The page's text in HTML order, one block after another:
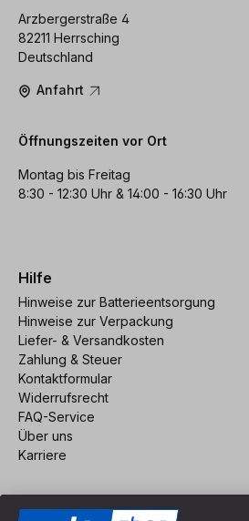
Arzbergerstraße 4
82211 Herrsching
Deutschland
Anfahrt
Öffnungszeiten vor Ort
Montag bis Freitag
8:30 - 12:30 Uhr & 14:00 - 16:30 Uhr
Hilfe
Hinweise zur Batterieentsorgung
Hinweise zur Verpackung
Liefer- & Versandkosten
Zahlung & Steuer
Kontaktformular
Widerrufsrecht
FAQ-Service
Über uns
Karriere